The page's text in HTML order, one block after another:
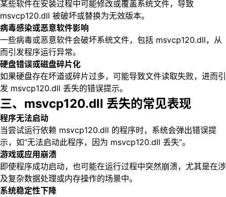
某些软件在安装过程中可能修改或覆盖系统文件，导致
msvcp120.dll 被破坏或替换为无效版本。
病毒感染或恶意软件影响
一些病毒或恶意软件会破坏系统文件，包括 msvcp120.dll，从
而引发程序运行异常。
硬盘错误或磁盘碎片化
如果硬盘存在坏道或碎片过多，可能导致文件读取失败，进而引
发 msvcp120.dll 丢失的错误提示。
三、msvcp120.dll 丢失的常见表现
程序无法启动
当尝试运行依赖 msvcp120.dll 的程序时，系统会弹出错误提
示，如“无法启动此程序，因为 msvcp120.dll 丢失”。
游戏或应用崩溃
即使程序成功启动，也可能在运行过程中突然崩溃，尤其是在涉
及复杂数据处理或内存操作的场景中。
系统稳定性下降